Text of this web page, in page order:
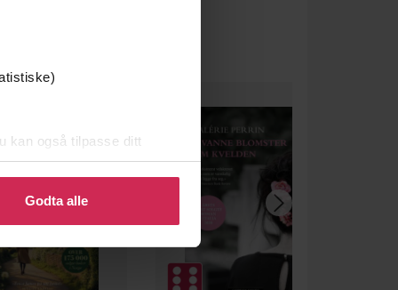
kan også tilpasse ditt
eller endre ditt samtykke.
Godta alle